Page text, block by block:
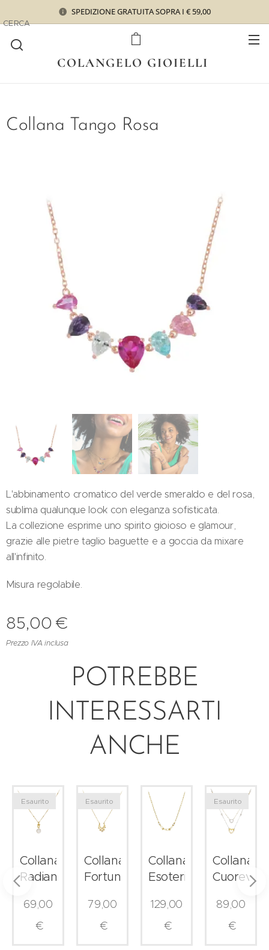
SPEDIZIONE GRATUITA SOPRA I € 59,00
COLANGELO GIOIELLI
CERCA
Collana Tango Rosa
L'abbinamento cromatico del verde smeraldo e del rosa,
sublima qualunque look con eleganza sofisticata.
La collezione esprime uno spirito gioioso e glamour,
grazie alle pietre taglio baguette e a goccia da mixare
all'infinito.
Misura regolabile.
85,00 €
Prezzo IVA inclusa
POTREBBE
INTERESSARTI
ANCHE
Collana
Radiance
Esaurito
69,00
€
Collana
Fortuna
Esaurito
79,00
€
Collana
Esoterika
129,00
€
Collana
Cuorever
Esaurito
89,00
€